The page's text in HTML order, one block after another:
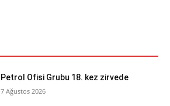
Petrol Ofisi Grubu 18. kez zirvede
7 Ağustos 2026